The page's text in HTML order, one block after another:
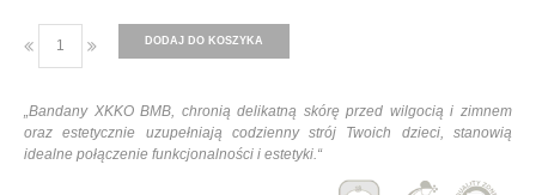
DODAJ DO KOSZYKA
„Bandany XKKO BMB, chronią delikatną skórę przed wilgocią i zimnem
oraz estetycznie uzupełniają codzienny strój Twoich dzieci, stanowią
idealne połączenie funkcjonalności i estetyki.“